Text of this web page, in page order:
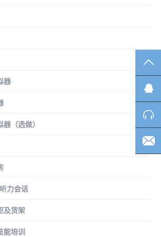
器
（选做）
力会话
及货架
能培训